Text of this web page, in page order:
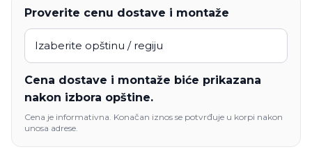
Proverite cenu dostave i montaže
Cena dostave i montaže biće prikazana
nakon izbora opštine.
Cena je informativna. Konačan iznos se potvrđuje u korpi nakon
unosa adrese.